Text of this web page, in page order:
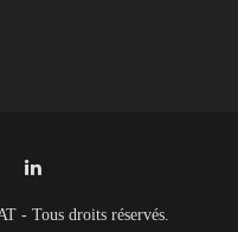
- Tous droits réservés.